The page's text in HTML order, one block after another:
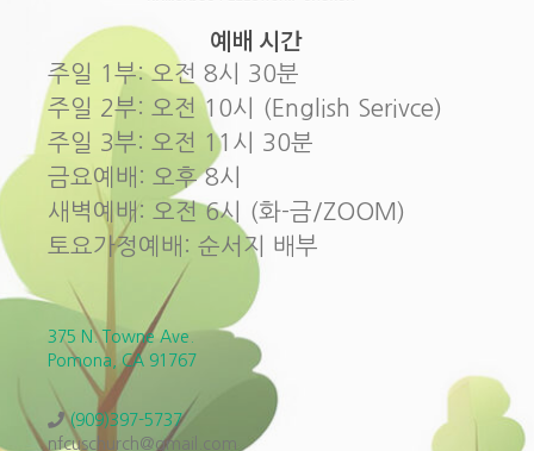
예배 시간
주일 1부: 오전 8시 30분
주일 2부: 오전 10시 (English Serivce)
주일 3부: 오전 11시 30분
금요예배: 오후 8시
새벽예배: 오전 6시 (화-금/ZOOM)
토요가정예배: 순서지 배부
375 N. Towne Ave.
Pomona, CA 91767
(909)397-5737
nfcuschurch@gmail.com